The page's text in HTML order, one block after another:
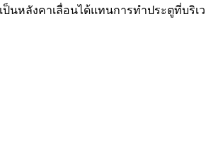
เป็นหลังคาเลื่อนได้แทนการทำประตูที่บริ